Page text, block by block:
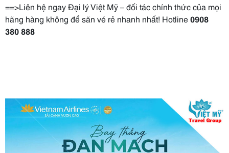
==>Liên hệ ngay Đại lý Việt Mỹ – đối tác chính thức của mọi
hãng hàng không để săn vé rẻ nhanh nhất! Hotline0908
380 888